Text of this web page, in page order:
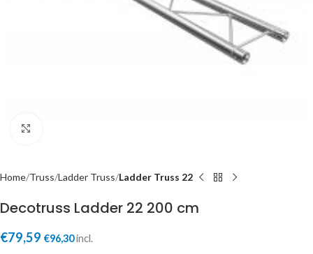
Home Truss Ladder Truss Ladder Truss 22
Decotruss Ladder 22 200 cm
€79,59 €96,30incl.